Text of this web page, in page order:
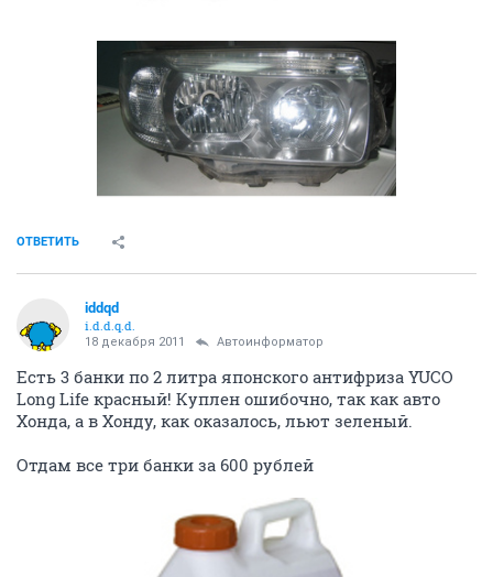
ОТВЕТИТЬ
iddqd
i.d.d.q.d.
18 декабря 2011 Автоинформатор
Есть 3 банки по 2 литра японского антифриза YUCO
Long Life красный! Куплен ошибочно, так как авто
Хонда, а в Хонду, как оказалось, льют зеленый.
Отдам все три банки за 600 рублей